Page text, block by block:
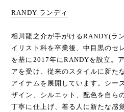
RANDY ランディ
相川龍之介が手がけるRANDY(ラ
イリスト科を卒業後、中目黒のセ
を基に2017年にRANDYを設立。
アを受け、従来のスタイルに新た
アイテムを展開しています。シー
ザイン、シルエット、配色を自ら
丁寧に仕上げ、着る人に新たな感